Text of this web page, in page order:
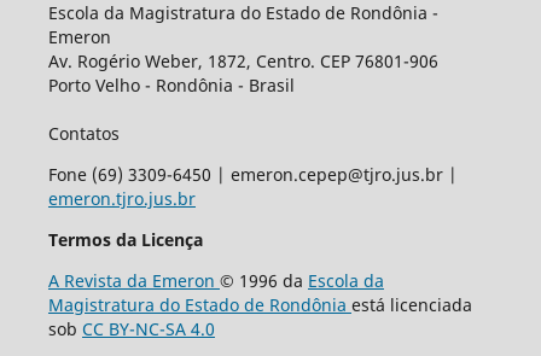
Escola da Magistratura do Estado de Rondônia -
Emeron
Av. Rogério Weber, 1872, Centro. CEP 76801-906
Porto Velho - Rondônia - Brasil
Contatos
Fone (69) 3309-6450 | emeron.cepep@tjro.jus.br |
emeron.tjro.jus.br
Termos da Licença
A Revista da Emeron © 1996 da Escola da
Magistratura do Estado de Rondônia está licenciada
sob CC BY-NC-SA 4.0